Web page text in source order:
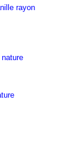
rayon